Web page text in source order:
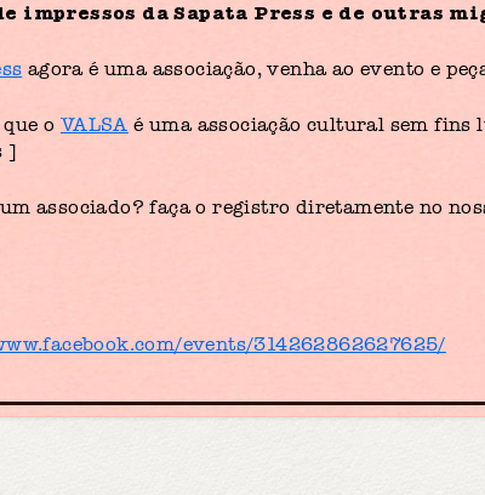
impressos da Sapata Press e de outras
agora é uma associação, venha ao evento e
o VALSA é uma associação cultural sem
]
associado? faça o registro diretamente no
events/314262862627625/